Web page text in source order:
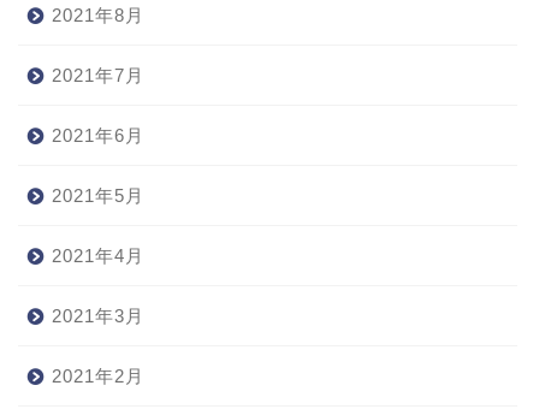
2021年8月
2021年7月
2021年6月
2021年5月
2021年4月
2021年3月
2021年2月